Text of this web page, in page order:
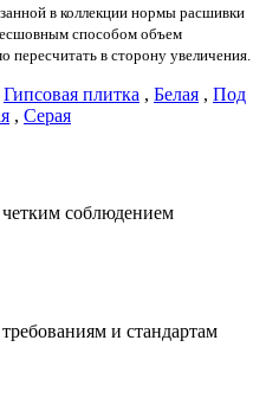
в коллекции нормы расшивки
способом объем
пересчитать в сторону увеличения.
Гипсовая плитка , Белая , Под
, Серая
соблюдением
и стандартам